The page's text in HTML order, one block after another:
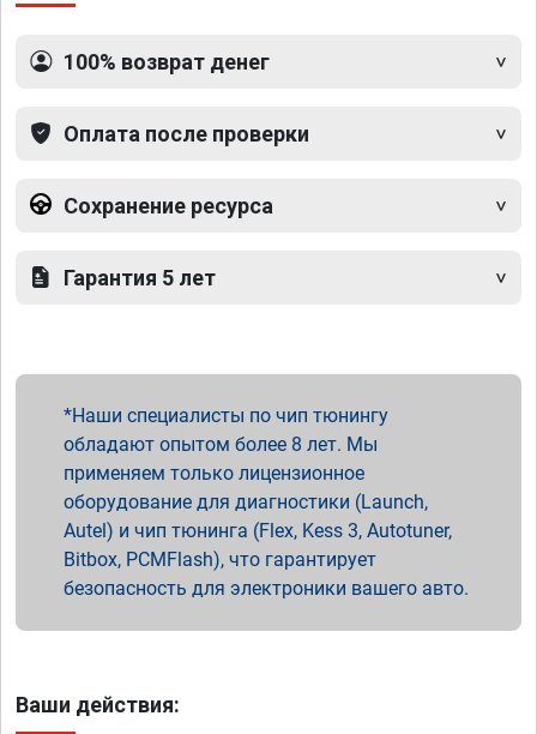
100% возврат денег
Оплата после проверки
Сохранение ресурса
Гарантия 5 лет
Наши специалисты по чип тюнингу
обладают опытом более 8 лет. Мы
применяем только лицензионное
оборудование для диагностики (Launch,
Autel) и чип тюнинга (Flex, Kess 3, Autotuner,
Bitbox, PCMFlash), что гарантирует
безопасность для электроники вашего авто.
Ваши действия: